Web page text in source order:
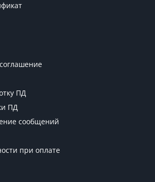
ПД
ПД
сообщений
при оплате